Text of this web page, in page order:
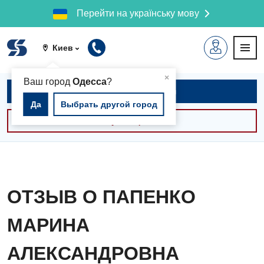
Перейти на українську мову
Киев
×
Ваш город Одесса?
Да Выбрать другой город
Записаться на приём
ОТЗЫВ О ПАПЕНКО
МАРИНА
АЛЕКСАНДРОВНА